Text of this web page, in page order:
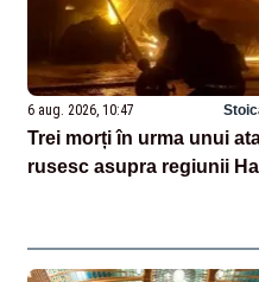
6 aug. 2026, 10:47
Trei morți în urma unui
rusesc asupra regiunii